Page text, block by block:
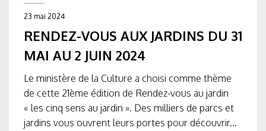
23 mai 2024
RENDEZ-VOUS AUX JARDINS DU 31
MAI AU 2 JUIN 2024
Le ministère de la Culture a choisi comme thème
de cette 21ème édition de Rendez-vous au jardin
« les cinq sens au jardin ». Des milliers de parcs et
jardins vous ouvrent leurs portes pour découvrir...